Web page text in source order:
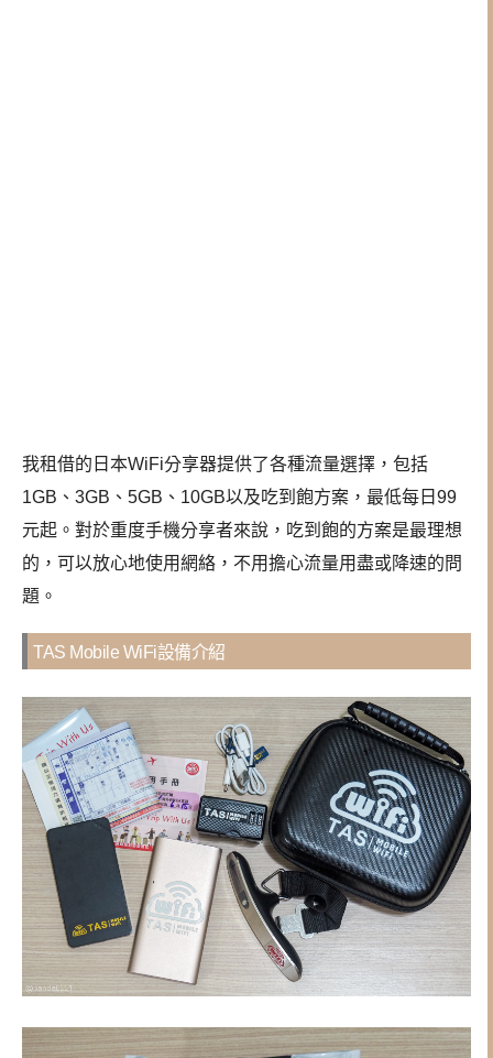
我租借的日本WiFi分享器提供了各種流量選擇，包括
1GB、3GB、5GB、10GB以及吃到飽方案，最低每日99
元起。對於重度手機分享者來說，吃到飽的方案是最理想
的，可以放心地使用網絡，不用擔心流量用盡或降速的問
題。
TAS Mobile WiFi設備介紹